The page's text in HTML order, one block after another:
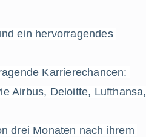
ein hervorragendes
Karrierechancen:
Airbus, Deloitte, Lufthansa,
drei Monaten nach ihrem